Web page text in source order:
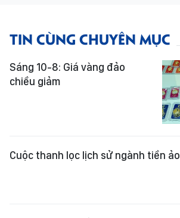
TIN CÙNG CHUYÊN MỤC
Sáng 10-8: Giá vàng đảo
chiều giảm
Cuộc thanh lọc lịch sử ngành tiền ảo